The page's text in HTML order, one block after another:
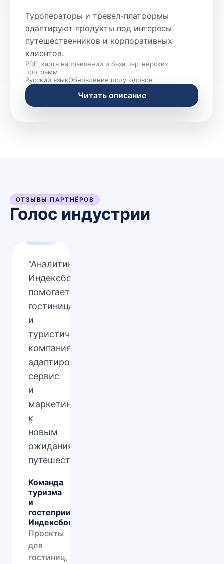
Туроператоры и тревел-платформы
адаптируют продукты под интересы
путешественников и корпоративных
клиентов.
PDF, карта направлений и база партнерских
программ
Русский языкОбновление полугодовое
Читать описание
ОТЗЫВЫ ПАРТНЁРОВ
Голос индустрии
“Аналитика
Индексбокс
помогает
гостиницам
и
туристическим
компаниям
адаптировать
сервис
и
маркетинг
к
новым
ожиданиям
путешественников.
Команда
туризма
и
гостеприимства
Индексбокс
Проекты
для
гостиниц,